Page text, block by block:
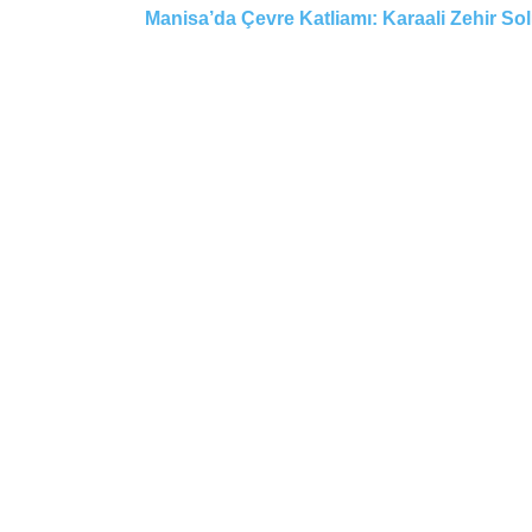
Manisa’da Çevre Katliamı: Karaali Zehir